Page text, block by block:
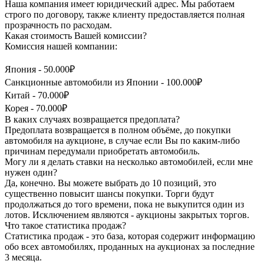
Наша компания имеет юридический адрес. Мы работаем
строго по договору, также клиенту предоставляется полная
прозрачность по расходам.
Какая стоимость Вашей комиссии?
Комиссия нашей компании:
Япония - 50.000₽
Санкционные автомобили из Японии - 100.000₽
Китай - 70.000₽
Корея - 70.000₽
В каких случаях возвращается предоплата?
Предоплата возвращается в полном объёме, до покупки
автомобиля на аукционе, в случае если Вы по каким-либо
причинам передумали приобретать автомобиль.
Могу ли я делать ставки на несколько автомобилей, если мне
нужен один?
Да, конечно. Вы можете выбрать до 10 позиций, это
существенно повысит шансы покупки. Торги будут
продолжаться до того времени, пока не выкупится один из
лотов. Исключением являются - аукционы закрытых торгов.
Что такое статистика продаж?
Статистика продаж - это база, которая содержит информацию
обо всех автомобилях, проданных на аукционах за последние
3 месяца.